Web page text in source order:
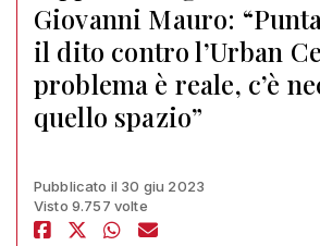
Giovanni Mauro:
il dito contro l’Urban
problema è reale, c’è
quello spazio”
Pubblicato il 30 giu 2023
Visto 9.757 volte